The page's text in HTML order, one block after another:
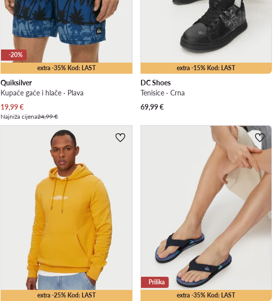
extra -35% Kod: LAST
-20%
Quiksilver
Kupaće gaće i hlače · Plava
Trenutna cijena
19,99€
Najniža cijena24,99 €
extra -15% Kod: LAST
DC Shoes
Tenisice · Crna
69,99€
extra -25% Kod: LAST
extra -35% Kod: LAST
Prilika